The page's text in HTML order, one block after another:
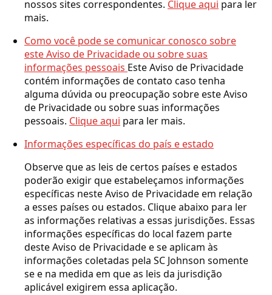
nossos sites correspondentes. Clique aqui para ler
mais.
Como você pode se comunicar conosco sobre
este Aviso de Privacidade ou sobre suas
informações pessoais Este Aviso de Privacidade
contém informações de contato caso tenha
alguma dúvida ou preocupação sobre este Aviso
de Privacidade ou sobre suas informações
pessoais. Clique aqui para ler mais.
Informações específicas do país e estado
Observe que as leis de certos países e estados
poderão exigir que estabeleçamos informações
específicas neste Aviso de Privacidade em relação
a esses países ou estados. Clique abaixo para ler
as informações relativas a essas jurisdições. Essas
informações específicas do local fazem parte
deste Aviso de Privacidade e se aplicam às
informações coletadas pela SC Johnson somente
se e na medida em que as leis da jurisdição
aplicável exigirem essa aplicação.